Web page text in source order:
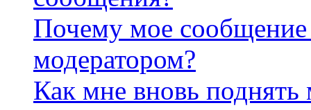
Почему мое сообщение
модератором?
Как мне вновь